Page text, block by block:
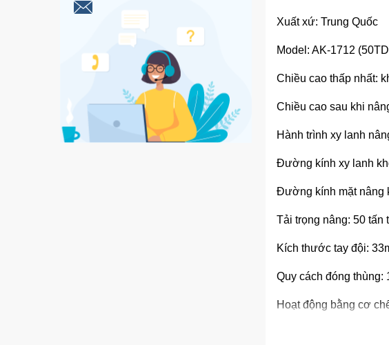
Xuất xứ: Trung Quốc
Model: AK-1712
Chiều cao thấp nhất:
Chiều cao sau khi
Hành trình xy lanh
Đường kính xy lanh
Đường kính mặt nâng
Tải trọng nâng: 50 tấn
Kích thước tay đội:
Quy cách đóng thùng:
Hoạt động bằng cơ